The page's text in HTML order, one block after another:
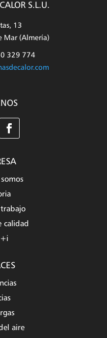
S.L.U.
13
Mar (Almería)
329 774
trabajo
calidad
aire